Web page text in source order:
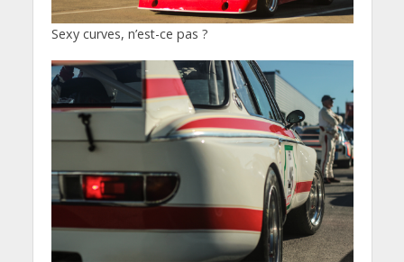
Sexy curves, n’est-ce pas ?